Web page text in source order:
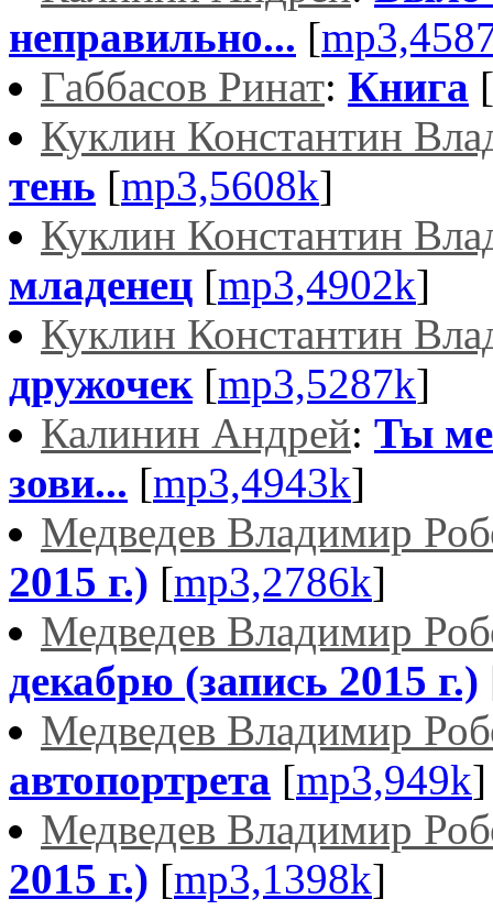
неправильно... [
Габбасов Ринат: Книга [
Куклин Константин
тень [mp3,5608k]
Куклин Константин
младенец [mp3,4902k]
Куклин Константин
дружочек[mp3,5287k]
Калинин Андрей: Ты
зови... [mp3,4943k]
Медведев Владимир
2015 г.) [mp3,2786k]
Медведев Владимир
декабрю (запись 2015 г.)
Медведев Владимир
автопортрета [mp3,949k]
Медведев Владимир
2015 г.) [mp3,1398k]